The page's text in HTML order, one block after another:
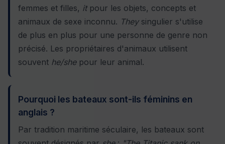
femmes et filles, itpour les objets, concepts et
animaux de sexe inconnu. Theysingulier s'utilise
de plus en plus pour une personne de genre non
précisé. Les propriétaires d'animaux utilisent
souvent he/shepour leur animal.
Pourquoi les bateaux sont-ils féminins en
anglais ?
Par tradition maritime séculaire, les bateaux sont